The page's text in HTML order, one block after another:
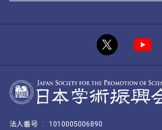
法人番号 : 1010005006890